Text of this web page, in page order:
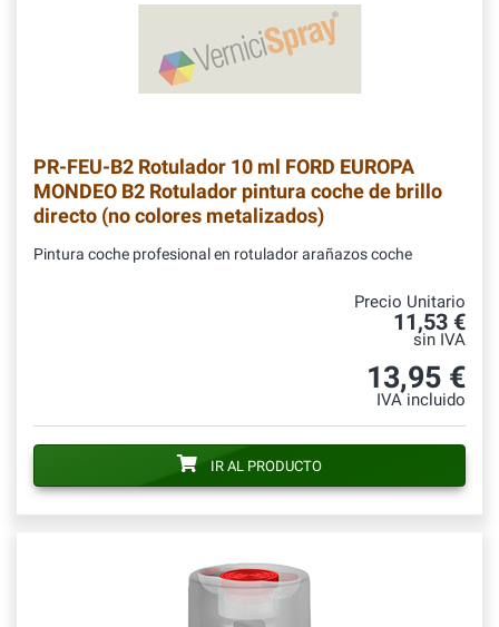
PR-FEU-B2 Rotulador 10 ml FORD EUROPA
MONDEO B2 Rotulador pintura coche de brillo
directo (no colores metalizados)
Pintura coche profesional en rotulador arañazos coche
Precio Unitario
11,53 €
sin IVA
13,95 €
IVA incluido
IR AL PRODUCTO